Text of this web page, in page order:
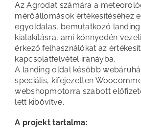
Az Agrodat számára a
mérőállomások értékesítéséhez
egyoldalas, bemutatkozó
kialakításra, ami könnyedén
érkező felhasználókat az
kapcsolatfelvétel iránáyba.
A landing oldal később
speciális, kifejezetten
webshopmotorra szabott
lett kibővítve.
A projekt tartalma: